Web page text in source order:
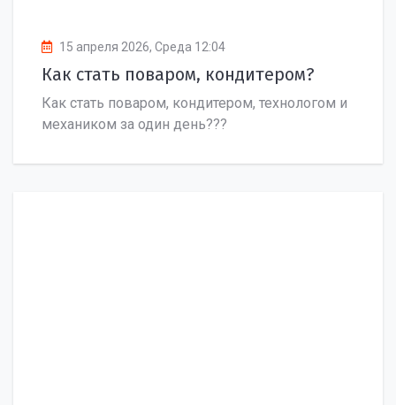
15 апреля 2026, Среда 12:04
Как стать поваром, кондитером?
Как стать поваром, кондитером, технологом и
механиком за один день???